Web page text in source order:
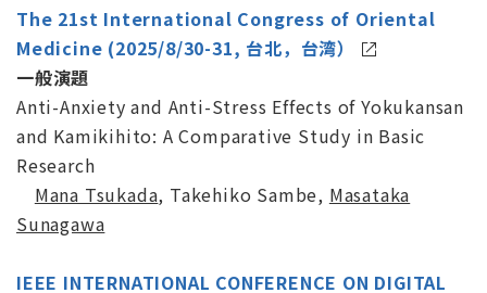
The 21st International Congress of Oriental
Medicine (2025/8/30-31, 台北，台湾）
一般演題
Anti-Anxiety and Anti-Stress Effects of Yokukansan
and Kamikihito: A Comparative Study in Basic
Research
Mana Tsukada, Takehiko Sambe, Masataka
Sunagawa
IEEE INTERNATIONAL CONFERENCE ON DIGITAL